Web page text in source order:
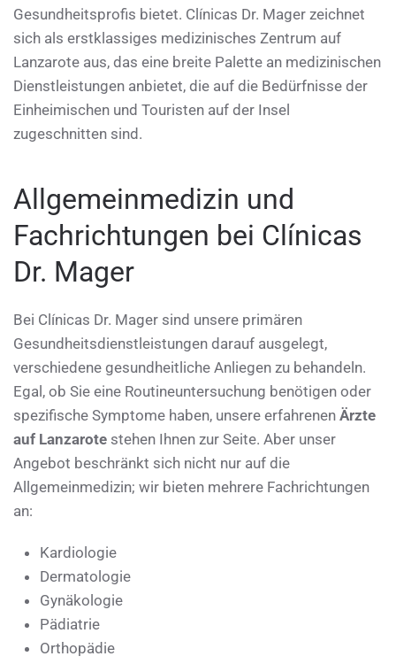
Gesundheitsprofis bietet. Clínicas Dr. Mager zeichnet
sich als erstklassiges medizinisches Zentrum auf
Lanzarote aus, das eine breite Palette an medizinischen
Dienstleistungen anbietet, die auf die Bedürfnisse der
Einheimischen und Touristen auf der Insel
zugeschnitten sind.
Allgemeinmedizin und
Fachrichtungen bei Clínicas
Dr. Mager
Bei Clínicas Dr. Mager sind unsere primären
Gesundheitsdienstleistungen darauf ausgelegt,
verschiedene gesundheitliche Anliegen zu behandeln.
Egal, ob Sie eine Routineuntersuchung benötigen oder
spezifische Symptome haben, unsere erfahrenen Ärzte
auf Lanzarote stehen Ihnen zur Seite. Aber unser
Angebot beschränkt sich nicht nur auf die
Allgemeinmedizin; wir bieten mehrere Fachrichtungen
an:
Kardiologie
Dermatologie
Gynäkologie
Pädiatrie
Orthopädie